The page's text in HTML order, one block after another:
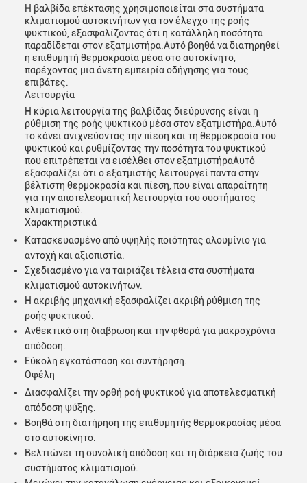
Αφήστε ένα μήνυμα
We bellen je snel terug!
υποβολή
Η βαλβίδα επέκτασης χρησιμοποιείται στα συστήματα
κλιματισμού αυτοκινήτων για τον έλεγχο της ροής
ψυκτικού, εξασφαλίζοντας ότι η κατάλληλη ποσότητα
παραδίδεται στον εξατμιστήρα.Αυτό βοηθά να διατηρηθεί
η επιθυμητή θερμοκρασία μέσα στο αυτοκίνητο,
παρέχοντας μια άνετη εμπειρία οδήγησης για τους
επιβάτες.
Λειτουργία
Η κύρια λειτουργία της βαλβίδας διεύρυνσης είναι η
ρύθμιση της ροής ψυκτικού μέσα στον εξατμιστήρα.Αυτό
το κάνει ανιχνεύοντας την πίεση και τη θερμοκρασία του
ψυκτικού και ρυθμίζοντας την ποσότητα του ψυκτικού
που επιτρέπεται να εισέλθει στον εξατμιστήραΑυτό
εξασφαλίζει ότι ο εξατμιστής λειτουργεί πάντα στην
βέλτιστη θερμοκρασία και πίεση, που είναι απαραίτητη
για την αποτελεσματική λειτουργία του συστήματος
κλιματισμού.
Χαρακτηριστικά
Κατασκευασμένο από υψηλής ποιότητας αλουμίνιο για
αντοχή και αξιοπιστία.
Σχεδιασμένο για να ταιριάζει τέλεια στα συστήματα
κλιματισμού αυτοκινήτων.
Η ακριβής μηχανική εξασφαλίζει ακριβή ρύθμιση της
ροής ψυκτικού.
Ανθεκτικό στη διάβρωση και την φθορά για μακροχρόνια
απόδοση.
Εύκολη εγκατάσταση και συντήρηση.
Οφέλη
Διασφαλίζει την ορθή ροή ψυκτικού για αποτελεσματική
απόδοση ψύξης.
Βοηθά στη διατήρηση της επιθυμητής θερμοκρασίας μέσα
στο αυτοκίνητο.
Βελτιώνει τη συνολική απόδοση και τη διάρκεια ζωής του
συστήματος κλιματισμού.